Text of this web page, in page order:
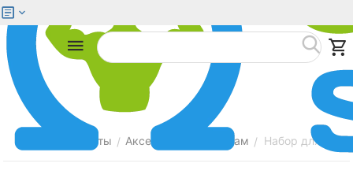
Батуты / Аксессуары к батутам / Набор для
Меню Найти